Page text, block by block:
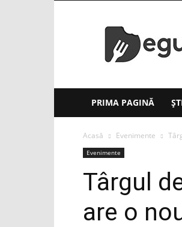
Degustăm(.ro)
PRIMA PAGINĂ
Acasă Evenimente
Evenimente
Târgul
are o